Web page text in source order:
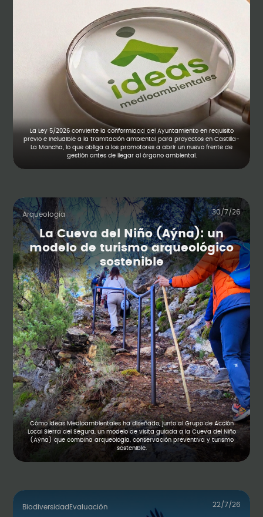
La Ley 5/2026 convierte la conformidad del Ayuntamiento en requisito
previo e ineludible a la tramitación ambiental para proyectos en Castilla-
La Mancha, lo que obliga a los promotores a abrir un nuevo frente de
gestión antes de llegar al órgano ambiental.
Arqueología 30/7/26
La Cueva del Niño (Aýna): un
modelo de turismo arqueológico
sostenible
Cómo Ideas Medioambientales ha diseñado, junto al Grupo de Acción
Local Sierra del Segura, un modelo de visita guiada a la Cueva del Niño
(Aýna) que combina arqueología, conservación preventiva y turismo
sostenible.
Biodiversidad Evaluación 22/7/26